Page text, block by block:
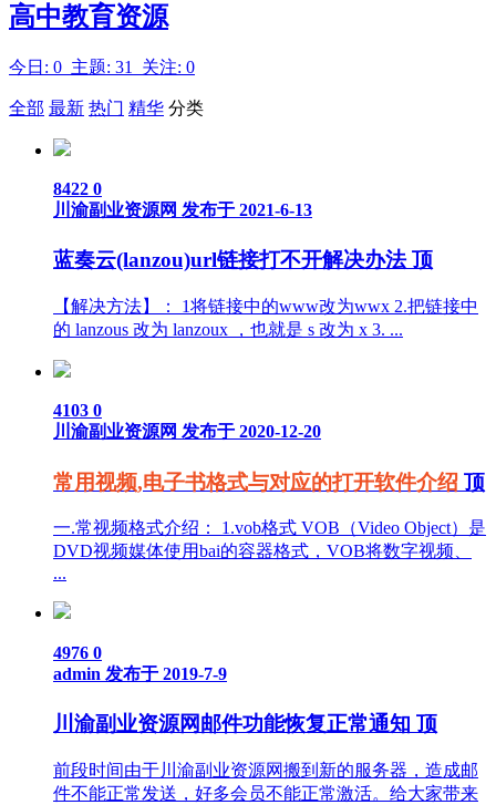
高中教育资源
今日: 0 主题: 31 关注: 0
全部 最新 热门 精华 分类
8422 0
川渝副业资源网 发布于 2021-6-13
蓝奏云(lanzou)url链接打不开解决办法 顶
【解决方法】： 1将链接中的www改为wwx 2.把链接中
的 lanzous 改为 lanzoux ，也就是 s 改为 x 3. ...
4103 0
川渝副业资源网 发布于 2020-12-20
常用视频,电子书格式与对应的打开软件介绍 顶
一.常视频格式介绍： 1.vob格式 VOB（Video Object）是
DVD视频媒体使用bai的容器格式，VOB将数字视频、
...
4976 0
admin 发布于 2019-7-9
川渝副业资源网邮件功能恢复正常通知 顶
前段时间由于川渝副业资源网搬到新的服务器，造成邮
件不能正常发送，好多会员不能正常激活。给大家带来